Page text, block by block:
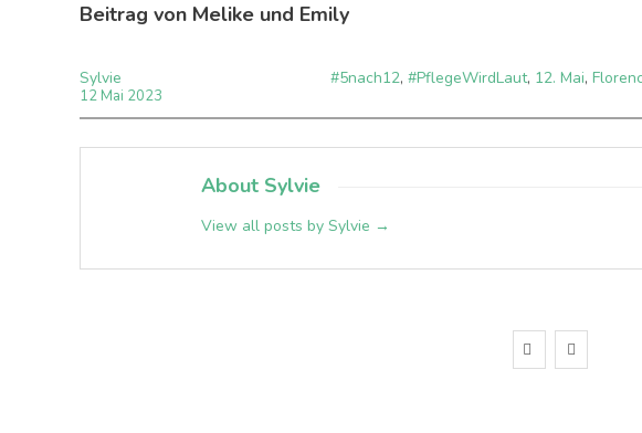
Beitrag von Melike und Emily
Sylvie
12 Mai 2023
#5nach12, #PflegeWirdLaut, 12. Mai,
About Sylvie
View all posts by Sylvie →